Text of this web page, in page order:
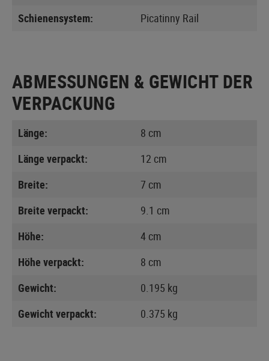
Schienensystem:
Picatinny Rail
ABMESSUNGEN & GEWICHT DER
VERPACKUNG
Länge:
8 cm
Länge verpackt:
12 cm
Breite:
7 cm
Breite verpackt:
9.1 cm
Höhe:
4 cm
Höhe verpackt:
8 cm
Gewicht:
0.195 kg
Gewicht verpackt:
0.375 kg